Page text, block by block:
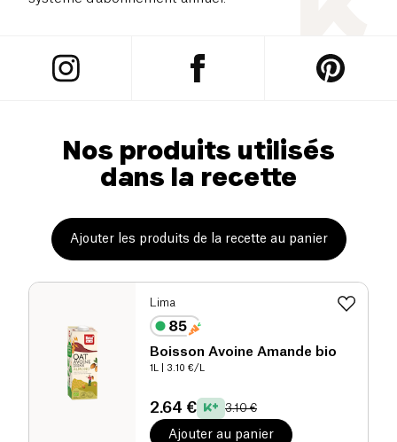
Nos produits utilisés
dans la recette
Ajouter les produits de la recette au panier
Lima
Boisson Avoine Amande bio
1L | 3.10 €/L
2.64 € 3.10 €
Ajouter au panier